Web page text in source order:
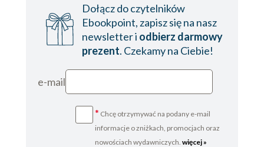
Dołącz do czytelników
Ebookpoint, zapisz się na nasz
newsletter i odbierz darmowy
prezent. Czekamy na Ciebie!
e-mail
* Chcę otrzymywać na podany e-mail
informacje o zniżkach, promocjach oraz
nowościach wydawniczych. więcej »